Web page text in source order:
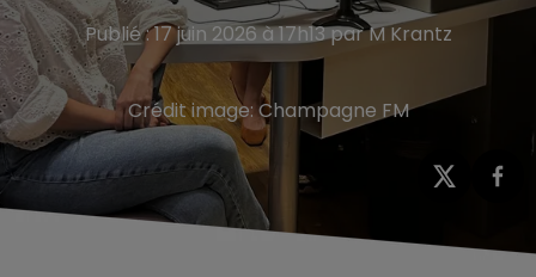
Publié : 17 juin 2026 à 17h13 par M Krantz
Crédit image:Champagne FM